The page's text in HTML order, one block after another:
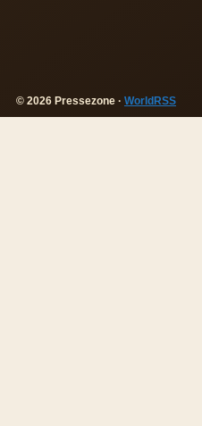
© 2026 Pressezone · WorldRSS